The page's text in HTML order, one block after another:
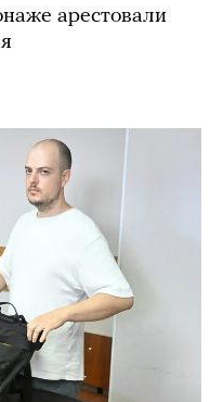
арестовали